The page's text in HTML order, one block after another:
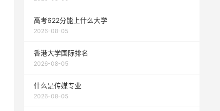
高考622分能上什么大学
2026-08-05
香港大学国际排名
2026-08-05
什么是传媒专业
2026-08-05